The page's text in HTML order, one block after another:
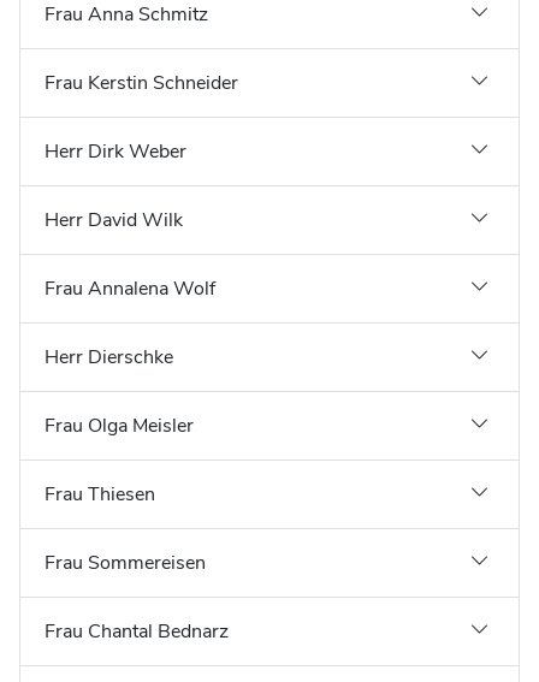
Frau Anna Schmitz
Frau Kerstin Schneider
Herr Dirk Weber
Herr David Wilk
Frau Annalena Wolf
Herr Dierschke
Frau Olga Meisler
Frau Thiesen
Frau Sommereisen
Frau Chantal Bednarz